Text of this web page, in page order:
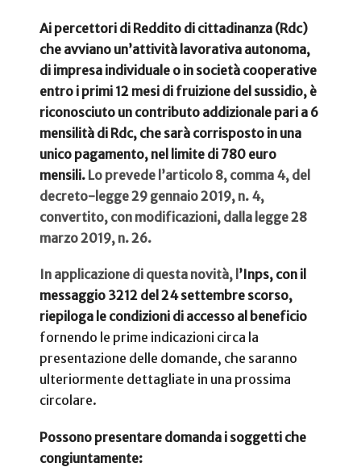
Ai percettori di Reddito di cittadinanza (Rdc)
che avviano un’attività lavorativa autonoma,
di impresa individuale o in società cooperative
entro i primi 12 mesi di fruizione del sussidio, è
riconosciuto un contributo addizionale pari a 6
mensilità di Rdc, che sarà corrisposto in una
unico pagamento, nel limite di 780 euro
mensili. Lo prevede l’articolo 8, comma 4, del
decreto-legge 29 gennaio 2019, n. 4,
convertito, con modificazioni, dalla legge 28
marzo 2019, n. 26.
In applicazione di questa novità, l ’Inps, con il
messaggio 3212 del 24 settembre scorso,
riepiloga le condizioni di accesso al beneficio
fornendo le prime indicazioni circa la
presentazione delle domande, che saranno
ulteriormente dettagliate in una prossima
circolare.
Possono presentare domanda i soggetti che
congiuntamente: